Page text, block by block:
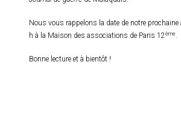
Nous vous rappelons la date de notre
h à la Maison des associations de Paris 12ème.
Bonne lecture et à bientôt !